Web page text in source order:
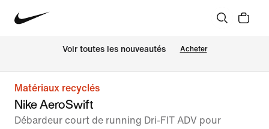
Voir toutes les nouveautés Acheter
Matériaux recyclés
Nike AeroSwift
Débardeur court de running Dri-FIT ADV pour